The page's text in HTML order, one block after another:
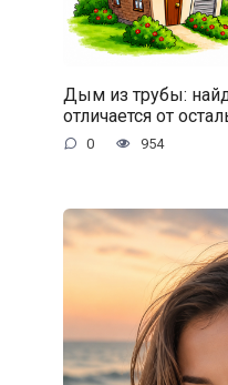
Дым из трубы:
отличается от
0 954